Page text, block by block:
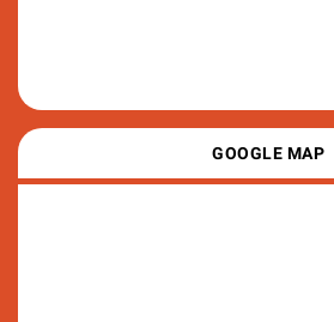
GOOGLE MAP